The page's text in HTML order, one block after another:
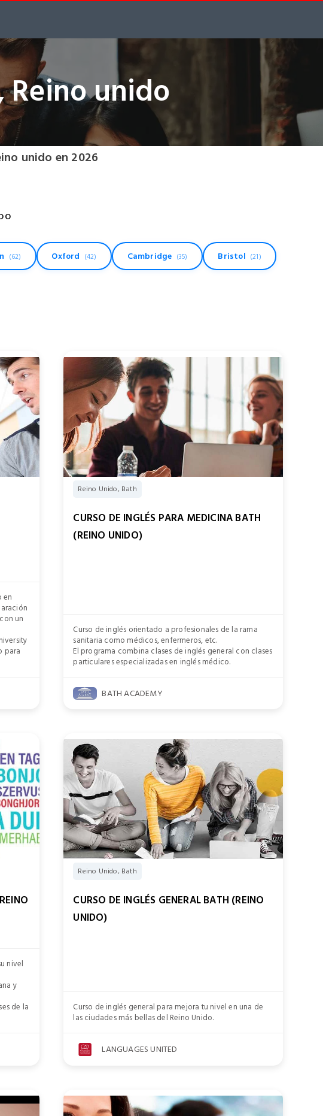
Reino unido
unido en 2026
(62) Oxford (42) Cambridge (35) Bristol (21)
en
un
para
Reino Unido, Bath
CURSO DE INGLÉS PARA MEDICINA BATH
(REINO UNIDO)
Curso de inglés orientado a profesionales de la rama
sanitaria como médicos, enfermeros, etc.
El programa combina clases de inglés general con clases
particulares especializadas en inglés médico.
BATH ACADEMY
nivel
y
de la
Reino Unido, Bath
CURSO DE INGLÉS GENERAL BATH (REINO
UNIDO)
Curso de inglés general para mejora tu nivel en una de
las ciudades más bellas del Reino Unido.
LANGUAGES UNITED